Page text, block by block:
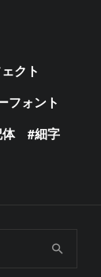
クト
フォント
細字